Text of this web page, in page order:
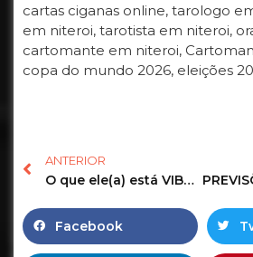
cartas ciganas online, tarologo
em niteroi, tarotista em niteroi,
cartomante em niteroi,
copa do mundo 2026, eleições
ANTERIOR
O que ele(a) está VIBRANDO em relação à você neste MOMENTO?
Facebook